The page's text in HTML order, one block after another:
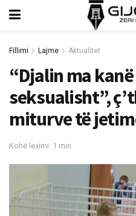
Fillimi Lajme Aktualitet
“Djalin ma
seksualisht”,
miturve të
Kohë leximi: 1 min